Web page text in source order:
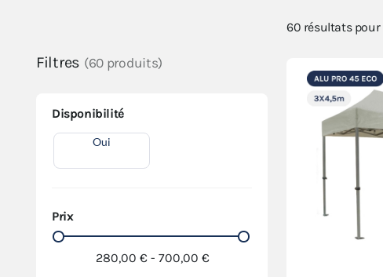
Filtres (60 produits)
Disponibilité
Oui
Prix
280,00 € - 700,00 €
60 résultats pour